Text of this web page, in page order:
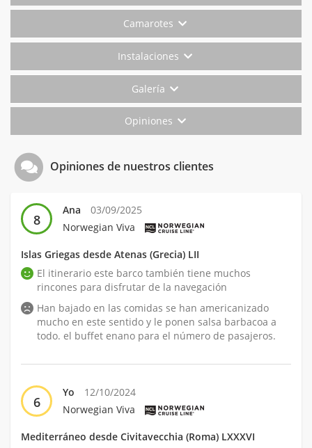
Camarotes
Instalaciones
Galería
Opiniones
Opiniones de nuestros clientes
8
Ana
03/09/2025
Norwegian Viva
Islas Griegas desde Atenas (Grecia) LII
El itinerario este barco también tiene muchos
rincones para disfrutar de la navegación
Han bajado en las comidas se han americanizado
mucho en este sentido y le ponen salsa barbacoa a
todo. el buffet enano para el número de pasajeros.
6
Yo
12/10/2024
Norwegian Viva
Mediterráneo desde Civitavecchia (Roma) LXXXVI